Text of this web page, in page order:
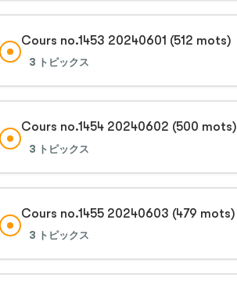
Cours no.1453 20240601 (512 mots)
3 トピックス
Cours no.1454 20240602 (500 mots)
3 トピックス
Cours no.1455 20240603 (479 mots)
3 トピックス